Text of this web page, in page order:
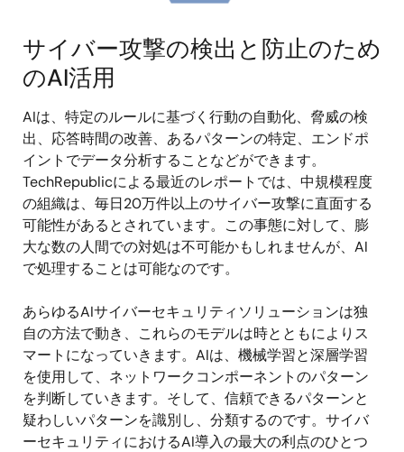
サイバー攻撃の検出と防止のため
のAI活用
AIは、特定のルールに基づく行動の自動化、脅威の検
出、応答時間の改善、あるパターンの特定、エンドポ
イントでデータ分析することなどができます。
TechRepublicによる最近のレポートでは、中規模程度
の組織は、毎日20万件以上のサイバー攻撃に直面する
可能性があるとされています。この事態に対して、膨
大な数の人間での対処は不可能かもしれませんが、AI
で処理することは可能なのです。
あらゆるAIサイバーセキュリティソリューションは独
自の方法で動き、これらのモデルは時とともによりス
マートになっていきます。AIは、機械学習と深層学習
を使用して、ネットワークコンポーネントのパターン
を判断していきます。そして、信頼できるパターンと
疑わしいパターンを識別し、分類するのです。サイバ
ーセキュリティにおけるAI導入の最大の利点のひとつ